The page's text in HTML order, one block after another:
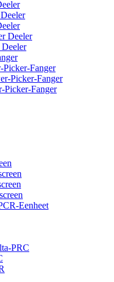
Deeler
Fanger
Picker-Fanger
Picker-Fanger
Eenheet
PRC